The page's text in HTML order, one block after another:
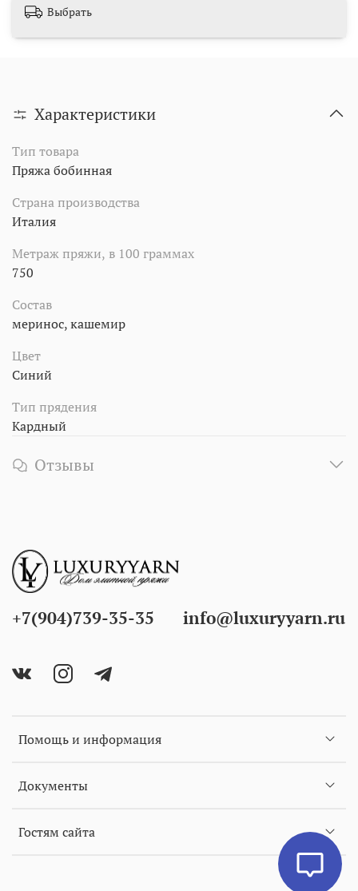
Выбрать
Характеристики
Тип товара
Пряжа бобинная
Страна производства
Италия
Метраж пряжи, в 100 граммах
750
Состав
меринос, кашемир
Цвет
Синий
Тип прядения
Кардный
Отзывы
Помощь и информация
Документы
Гостям сайта
+7(904)739-35-35 info@luxuryyarn.ru